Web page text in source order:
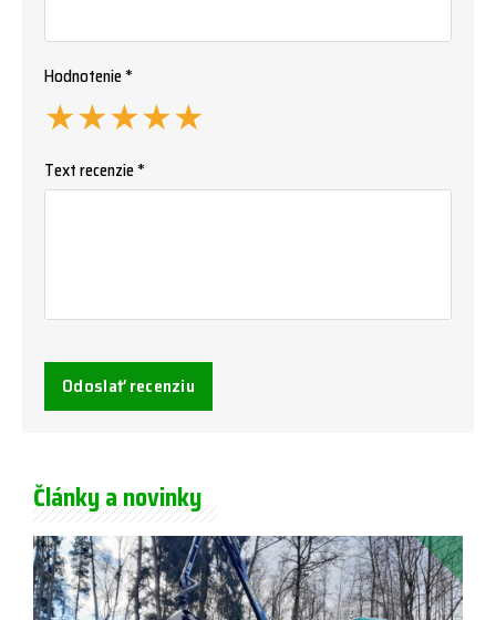
Hodnotenie *
★
★
★
★
★
Text recenzie *
Odoslať recenziu
Články a novinky